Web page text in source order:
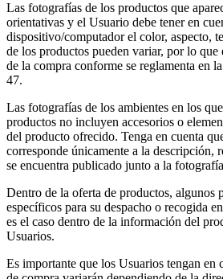
Las fotografías de los productos que
orientativas y el Usuario debe tener en
dispositivo/computador el color, aspecto,
de los productos pueden variar, por lo
de la compra conforme se reglamenta en
47.
Las fotografías de los ambientes en los
productos no incluyen accesorios o
del producto ofrecido. Tenga en cuenta
corresponde únicamente a la descripción,
se encuentra publicado junto a la
Dentro de la oferta de productos, algunos
específicos para su despacho o recogida
es el caso dentro de la información del
Usuarios.
Es importante que los Usuarios tengan en